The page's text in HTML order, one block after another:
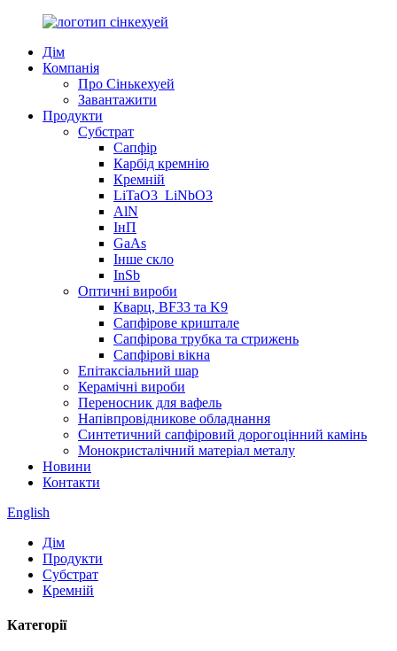
Дім
Компанія
Про Сінькехуей
Завантажити
Продукти
Субстрат
Сапфір
Карбід кремнію
Кремній
LiTaO3_LiNbO3
AlN
ІнП
GaAs
Інше скло
InSb
Оптичні вироби
Кварц, BF33 та K9
Сапфірове криштале
Сапфірова трубка та стрижень
Сапфірові вікна
Епітаксіальний шар
Керамічні вироби
Переносник для вафель
Напівпровідникове обладнання
Синтетичний сапфіровий дорогоцінний камінь
Монокристалічний матеріал металу
Новини
Контакти
English
Дім
Продукти
Субстрат
Кремній
Категорії